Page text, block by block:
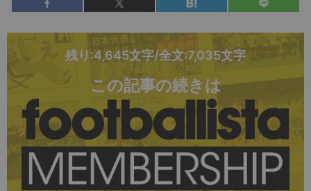
残り:4,645文字/全文:7,035文字
この記事の続きは